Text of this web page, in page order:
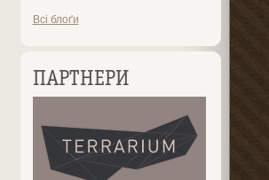
Всі блоґи
ПАРТНЕРИ